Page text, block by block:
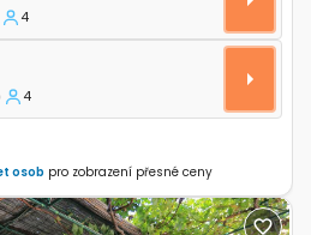
4
4
osob pro zobrazení přesné ceny